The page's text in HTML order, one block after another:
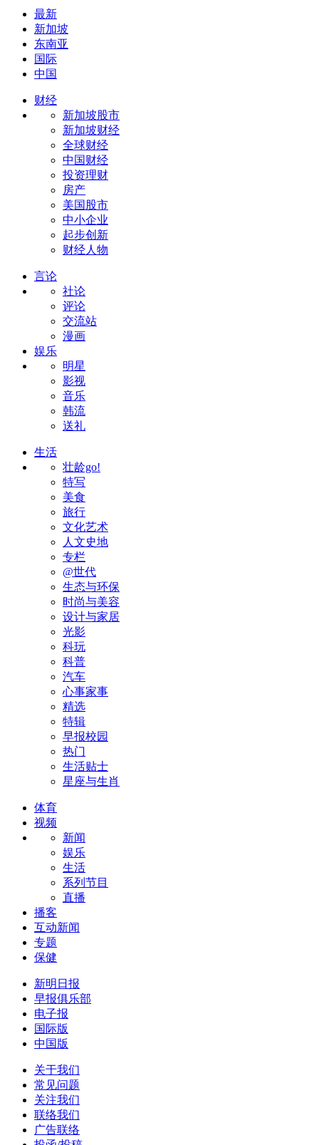
最新
新加坡
东南亚
国际
中国
财经
新加坡股市
新加坡财经
全球财经
中国财经
投资理财
房产
美国股市
中小企业
起步创新
财经人物
言论
社论
评论
交流站
漫画
娱乐
明星
影视
音乐
韩流
送礼
生活
壮龄go!
特写
美食
旅行
文化艺术
人文史地
专栏
@世代
生态与环保
时尚与美容
设计与家居
光影
科玩
科普
汽车
心事家事
精选
特辑
早报校园
热门
生活贴士
星座与生肖
体育
视频
新闻
娱乐
生活
系列节目
直播
播客
互动新闻
专题
保健
新明日报
早报俱乐部
电子报
国际版
中国版
关于我们
常见问题
关注我们
联络我们
广告联络